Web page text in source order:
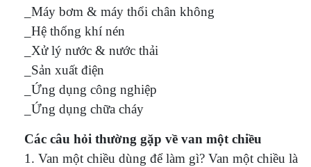
_Máy bơm & máy thổi chân không
_Hệ thống khí nén
_Xử lý nước & nước thải
_Sản xuất điện
_Ứng dụng công nghiệp
_Ứng dụng chữa cháy
Các câu hỏi thường gặp về van một chiều
1. Van một chiều dùng để làm gì? Van một chiều là